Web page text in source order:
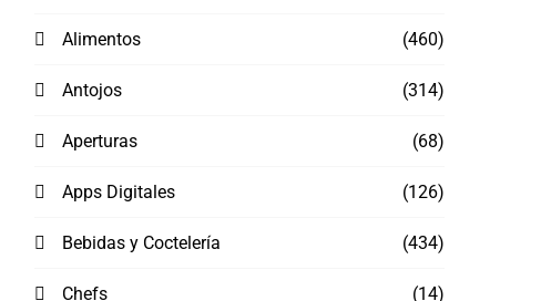
Alimentos (460)
Antojos (314)
Aperturas (68)
Apps Digitales (126)
Bebidas y Coctelería (434)
Chefs (14)